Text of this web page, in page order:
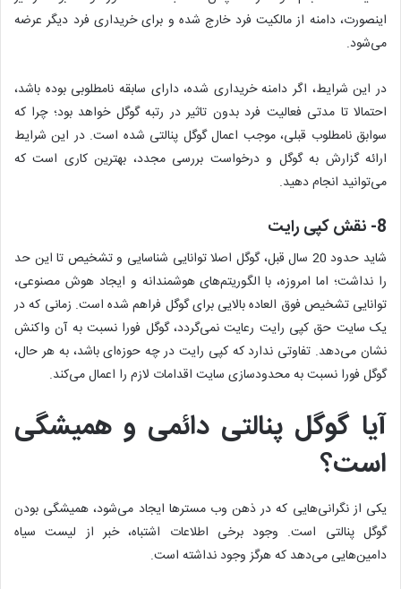
اینصورت، دامنه از مالکیت فرد خارج شده و برای خریداری فرد دیگر عرضه
می‌شود.
در این شرایط، اگر دامنه خریداری شده، دارای سابقه نامطلوبی بوده باشد،
احتمالا تا مدتی فعالیت فرد بدون تاثیر در رتبه گوگل خواهد بود؛ چرا که
سوابق نامطلوب قبلی، موجب اعمال گوگل پنالتی شده است. در این شرایط
ارائه گزارش به گوگل و درخواست بررسی مجدد، بهترین کاری است که
می‌توانید انجام دهید.
8- نقش کپی رایت
شاید حدود 20 سال قبل، گوگل اصلا توانایی شناسایی و تشخیص تا این حد
را نداشت؛ اما امروزه، با الگوریتم‌های هوشمندانه و ایجاد هوش مصنوعی،
توانایی تشخیص فوق العاده بالایی برای گوگل فراهم شده است. زمانی که در
یک سایت حق کپی رایت رعایت نمی‌گردد، گوگل فورا نسبت به آن واکنش
نشان می‌دهد. تفاوتی ندارد که کپی رایت در چه حوزه‌ای باشد، به هر حال،
گوگل فورا نسبت به محدودسازی سایت اقدامات لازم را اعمال می‌کند.
آیا گوگل پنالتی دائمی و همیشگی
است؟
یکی از نگرانی‌هایی که در ذهن وب مسترها ایجاد می‌شود، همیشگی بودن
گوگل پنالتی است. وجود برخی اطلاعات اشتباه، خبر از لیست سیاه
دامین‌هایی می‌دهد که هرگز وجود نداشته است.